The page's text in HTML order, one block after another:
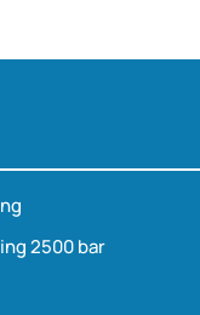
2500 bar